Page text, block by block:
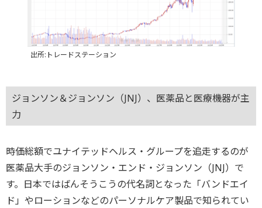
出所:トレードステーション
ジョンソン＆ジョンソン（JNJ）、医薬品と医療機器が主
力
時価総額でユナイテッドヘルス・グループを追走するのが
医薬品大手のジョンソン・エンド・ジョンソン（JNJ）で
す。日本ではばんそうこうの代名詞となった「バンドエイ
ド」やローションなどのパーソナルケア製品で知られてい